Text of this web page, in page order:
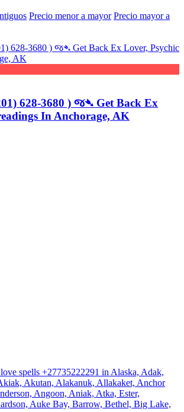
Precio menor a mayor Precio mayor a
628-3680 ) જ➴ Get Back Ex
In Anchorage, AK